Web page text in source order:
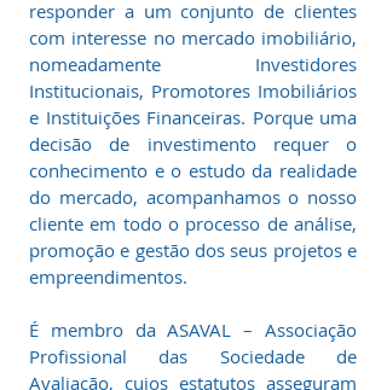
responder a um conjunto de clientes
com interesse no mercado imobiliário,
nomeadamente Investidores
Institucionais, Promotores Imobiliários
e Instituições Financeiras. Porque uma
decisão de investimento requer o
conhecimento e o estudo da realidade
do mercado, acompanhamos o nosso
cliente em todo o processo de análise,
promoção e gestão dos seus projetos e
empreendimentos.
É membro da ASAVAL – Associação
Profissional das Sociedade de
Avaliação, cujos estatutos asseguram